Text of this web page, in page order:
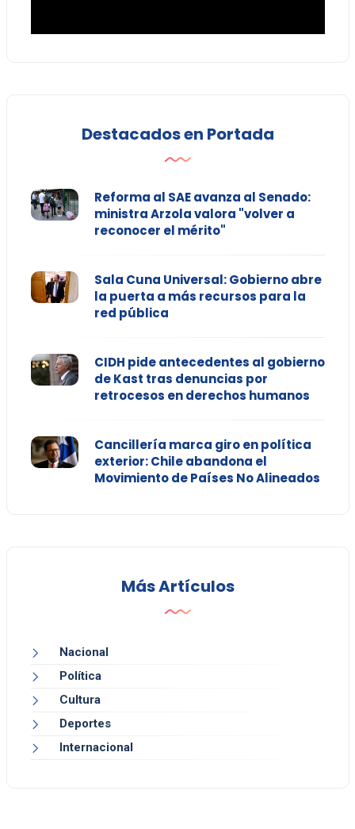
Destacados en Portada
Reforma al SAE avanza al Senado:
ministra Arzola valora "volver a
reconocer el mérito"
Sala Cuna Universal: Gobierno abre
la puerta a más recursos para la
red pública
CIDH pide antecedentes al gobierno
de Kast tras denuncias por
retrocesos en derechos humanos
Cancillería marca giro en política
exterior: Chile abandona el
Movimiento de Países No Alineados
Más Artículos
Nacional
Política
Cultura
Deportes
Internacional